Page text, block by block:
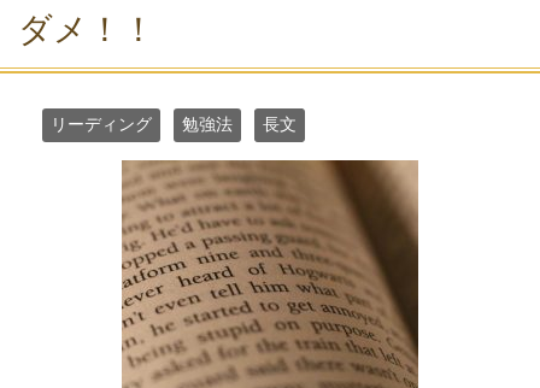
ダメ！！
リーディング 勉強法 長文